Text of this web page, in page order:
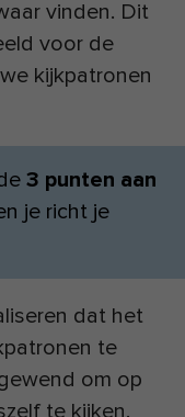
vinden. Dit
voor de
kijkpatronen
3 punten aan
je richt je
dat het
te
om op
te kijken.